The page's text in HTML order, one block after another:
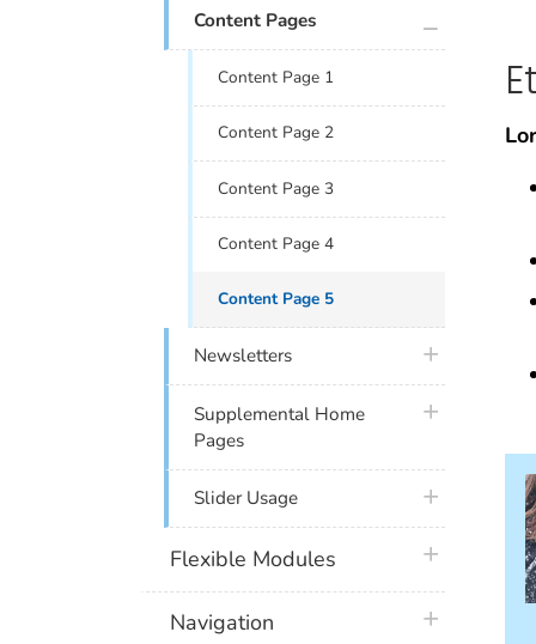
Content Pages
Content Page 1
Content Page 2
Content Page 3
Content Page 4
Content Page 5
Newsletters plus icon
Supplemental Home
Pages
plus icon
Slider Usage plus icon
Flexible Modules plus icon
Navigation plus icon